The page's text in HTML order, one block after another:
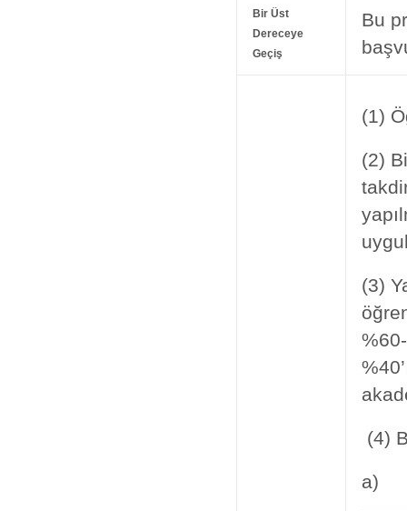
Bir Üst
Dereceye
Geçiş
Bu
(1)
(2)
(3)
%60-
(4)
a)